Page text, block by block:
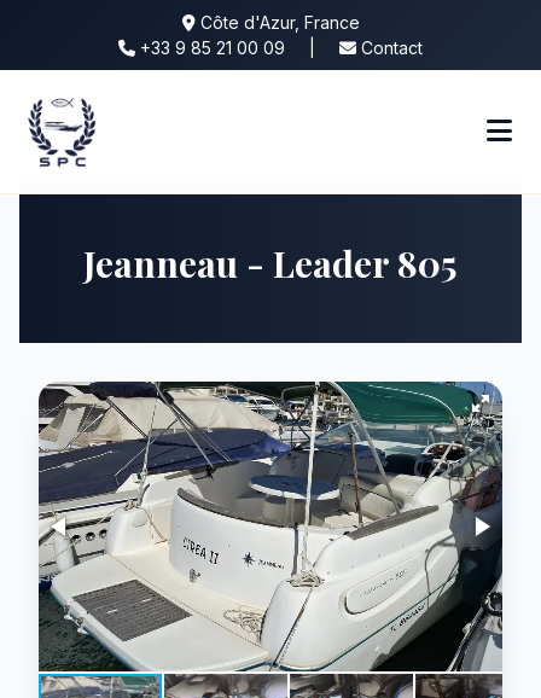
Côte d'Azur, France
+33 9 85 21 00 09
Contact
Jeanneau - Leader 805